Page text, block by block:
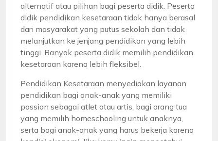
alternatif atau pilihan bagi peserta didik. Peserta
didik pendidikan kesetaraan tidak hanya berasal
dari masyarakat yang putus sekolah dan tidak
melanjutkan ke jenjang pendidikan yang lebih
tinggi. Banyak peserta didik memilih pendidikan
kesetaraan karena lebih fleksibel.
Pendidikan Kesetaraan menyediakan layanan
pendidikan bagi anak-anak yang memiliki
passion sebagai atlet atau artis, bagi orang tua
yang memilih homeschooling untuk anaknya,
serta bagi anak-anak yang harus bekerja karena